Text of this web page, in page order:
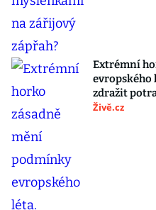
Extrémní
evropského
zdražit
Živě.cz